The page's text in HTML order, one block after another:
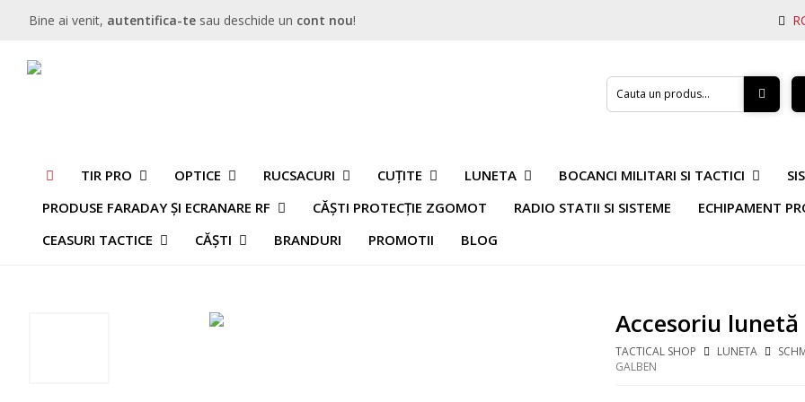
Bine ai venit, autentifica-te sau deschide un cont nou!
TIR PRO OPTICE RUCSACURI CUȚITE LUNETA BOCANCI MILITARI SI TACTICI
PRODUSE FARADAY ȘI ECRANARE RF
CĂȘTI PROTECȚIE ZGOMOT RADIO STATII SI SISTEME
ECHIPAMENT
CEASURI TACTICE
CĂȘTI BRANDURI PROMOTII BLOG
Accesoriu
TACTICAL SHOP LUNETA
GALBEN